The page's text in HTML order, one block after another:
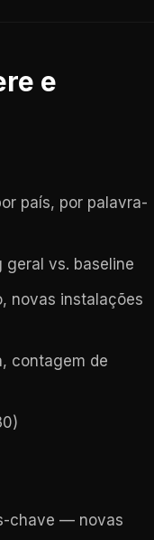
e
país, por palavra-
geral vs. baseline
novas instalações
contagem de
chave — novas